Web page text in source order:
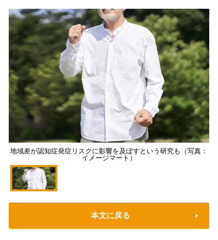
地域差が認知症発症リスクに影響を及ぼすという研究も（写真：
イメージマート）
本文に戻る